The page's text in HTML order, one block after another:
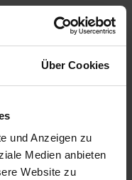
Über Cookies
und Anzeigen zu
Medien anbieten
Website zu